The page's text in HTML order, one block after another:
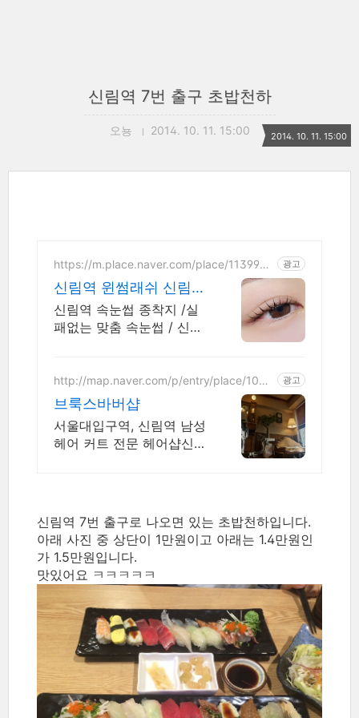
신림역 7번 출구 초밥천하
오뇽 2014. 10. 11. 15:00 2014. 10. 11. 15:00
https://m.place.naver.com/place/1139967
광고
신림역 윈썸래쉬 신림
마스카라연장 맛집
신림역 속눈썹 종착지 /실
패없는 맞춤 속눈썹 / 신규
지/이물감없이 편안함/신림
역 3분거리 /
http://map.naver.com/p/entry/place/1093
광고
브룩스바버샵
서울대입구역, 신림역 남성
헤어 커트 전문 헤어샵신림
신림역 7번 출구로 나오면 있는 초밥천하입니다.
아래 사진 중 상단이 1만원이고 아래는 1.4만원인
가 1.5만원입니다.
맛있어요 ㅋㅋㅋㅋㅋ